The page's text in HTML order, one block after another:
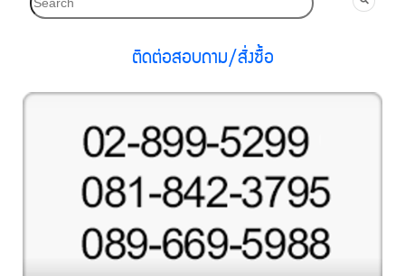
ติดต่อสอบถาม/สั่งซื้อ